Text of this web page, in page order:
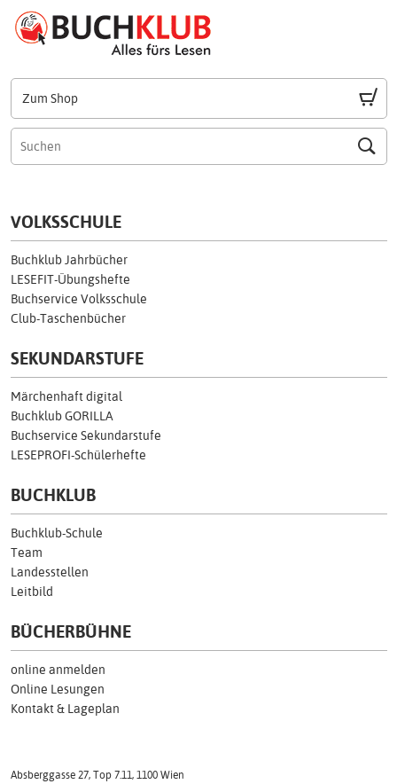
Zum Shop
VOLKSSCHULE
Buchklub Jahrbücher
LESEFIT-Übungshefte
Buchservice Volksschule
Club-Taschenbücher
SEKUNDARSTUFE
Märchenhaft digital
Buchklub GORILLA
Buchservice Sekundarstufe
LESEPROFI-Schülerhefte
BUCHKLUB
Buchklub-Schule
Team
Landesstellen
Leitbild
BÜCHERBÜHNE
online anmelden
Online Lesungen
Kontakt & Lageplan
Absberggasse 27, Top 7.11, 1100 Wien